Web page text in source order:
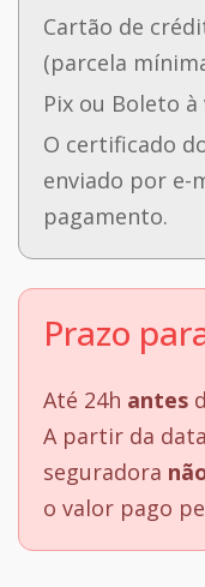
Cartão de
(parcela
Pix ou Boleto
O certificado
enviado por e-
pagamento.
Prazo
Até 24h antes
A partir da
seguradora
o valor pago